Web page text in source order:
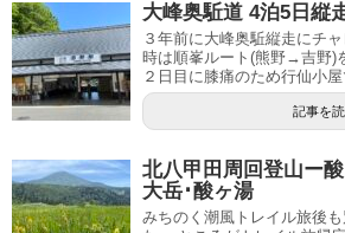
大峰奥駈道 4泊5日縦
３年前に大峰奥駈縦走にチ
時は順峯ルート(熊野→吉野)
２日目に膝痛のため行仙小
記事を
北八甲田周回登山ー
大岳･酸ヶ湯
みちのく潮風トレイル旅後